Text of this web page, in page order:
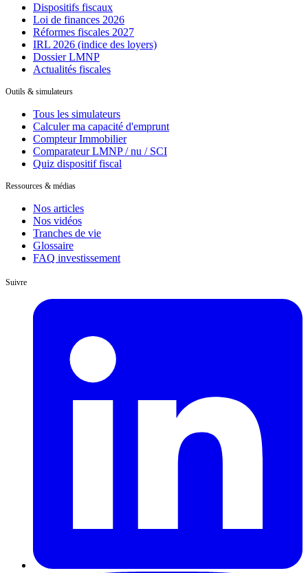
Dispositifs fiscaux
Loi de finances 2026
Réformes fiscales 2027
IRL 2026 (indice des loyers)
Dossier LMNP
Actualités fiscales
Outils & simulateurs
Tous les simulateurs
Calculer ma capacité d'emprunt
Compteur Immobilier
Comparateur LMNP / nu / SCI
Quiz dispositif fiscal
Ressources & médias
Nos articles
Nos vidéos
Tranches de vie
Glossaire
FAQ investissement
Suivre